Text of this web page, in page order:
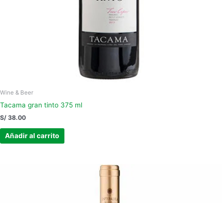
Wine & Beer
Tacama gran tinto 375 ml
S/ 38.00
Añadir al carrito